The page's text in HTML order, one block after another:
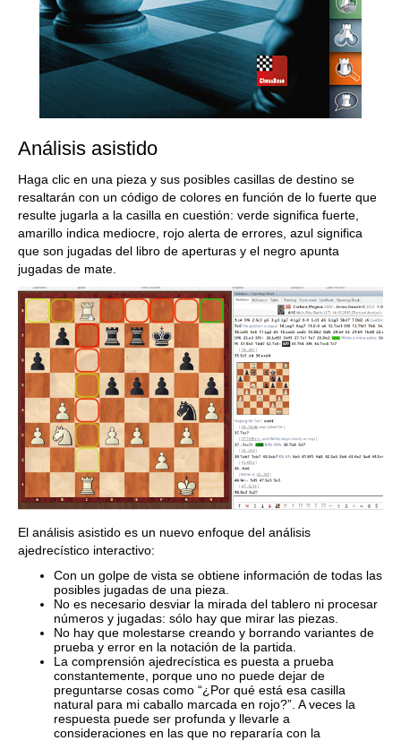
Análisis asistido
Haga clic en una pieza y sus posibles casillas de destino se
resaltarán con un código de colores en función de lo fuerte que
resulte jugarla a la casilla en cuestión: verde significa fuerte,
amarillo indica mediocre, rojo alerta de errores, azul significa
que son jugadas del libro de aperturas y el negro apunta
jugadas de mate.
El análisis asistido es un nuevo enfoque del análisis
ajedrecístico interactivo:
Con un golpe de vista se obtiene información de todas las
posibles jugadas de una pieza.
No es necesario desviar la mirada del tablero ni procesar
números y jugadas: sólo hay que mirar las piezas.
No hay que molestarse creando y borrando variantes de
prueba y error en la notación de la partida.
La comprensión ajedrecística es puesta a prueba
constantemente, porque uno no puede dejar de
preguntarse cosas como “¿Por qué está esa casilla
natural para mi caballo marcada en rojo?”. A veces la
respuesta puede ser profunda y llevarle a
consideraciones en las que no repararía con la